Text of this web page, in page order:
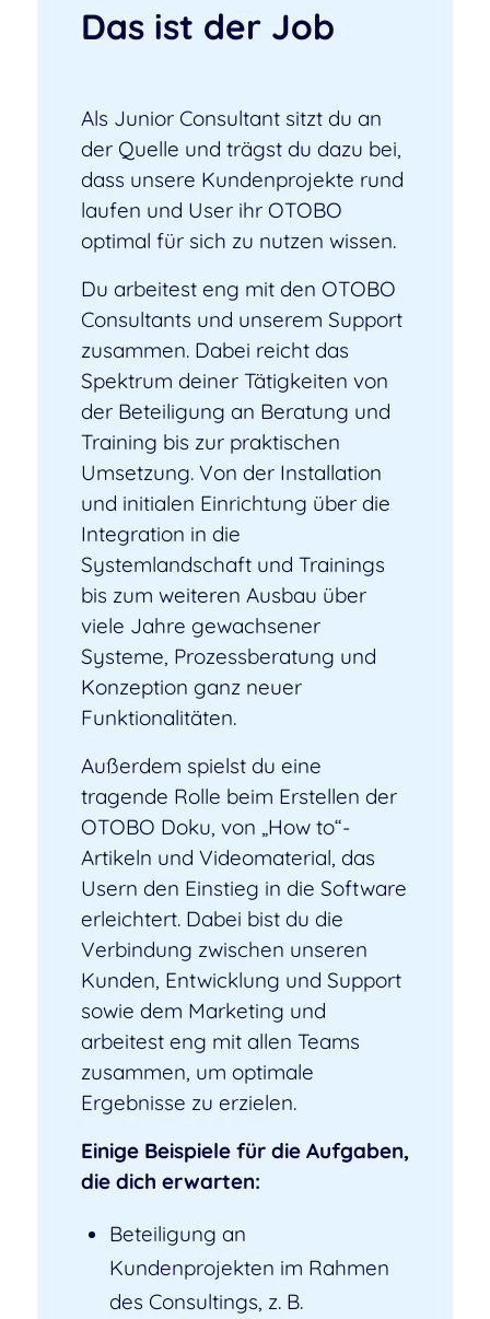
Das ist der Job
Als Junior Consultant sitzt du an
der Quelle und trägst du dazu bei,
dass unsere Kundenprojekte rund
laufen und User ihr OTOBO
optimal für sich zu nutzen wissen.
Du arbeitest eng mit den OTOBO
Consultants und unserem Support
zusammen. Dabei reicht das
Spektrum deiner Tätigkeiten von
der Beteiligung an Beratung und
Training bis zur praktischen
Umsetzung. Von der Installation
und initialen Einrichtung über die
Integration in die
Systemlandschaft und Trainings
bis zum weiteren Ausbau über
viele Jahre gewachsener
Systeme, Prozessberatung und
Konzeption ganz neuer
Funktionalitäten.
Außerdem spielst du eine
tragende Rolle beim Erstellen der
OTOBO Doku, von „How to“-
Artikeln und Videomaterial, das
Usern den Einstieg in die Software
erleichtert. Dabei bist du die
Verbindung zwischen unseren
Kunden, Entwicklung und Support
sowie dem Marketing und
arbeitest eng mit allen Teams
zusammen, um optimale
Ergebnisse zu erzielen.
Einige Beispiele für die Aufgaben,
die dich erwarten:
Beteiligung an
Kundenprojekten im Rahmen
des Consultings, z. B.